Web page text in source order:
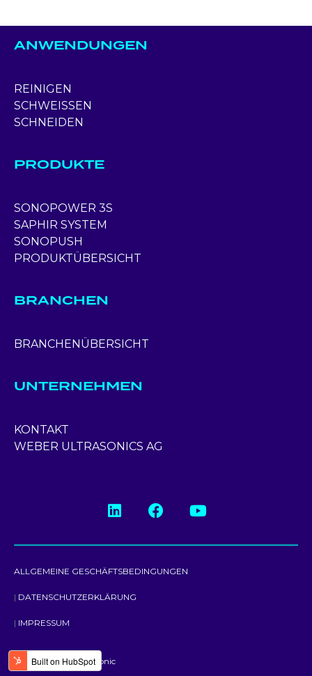
ANWENDUNGEN
REINIGEN
SCHWEISSEN
SCHNEIDEN
PRODUKTE
SONOPOWER 3S
SAPHIR SYSTEM
SONOPUSH
PRODUKTÜBERSICHT
BRANCHEN
BRANCHENÜBERSICHT
UNTERNEHMEN
KONTAKT
WEBER ULTRASONICS AG
ALLGEMEINE GESCHÄFTSBEDINGUNGEN
DATENSCHUTZERKLÄRUNG
IMPRESSUM
© 2024 Weber Ultrasonic